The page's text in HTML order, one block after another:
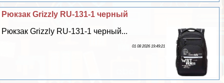
Рюкзак Grizzly RU-131-1 черный
Рюкзак Grizzly RU-131-1 черный...
01 08 2026 19:49:21